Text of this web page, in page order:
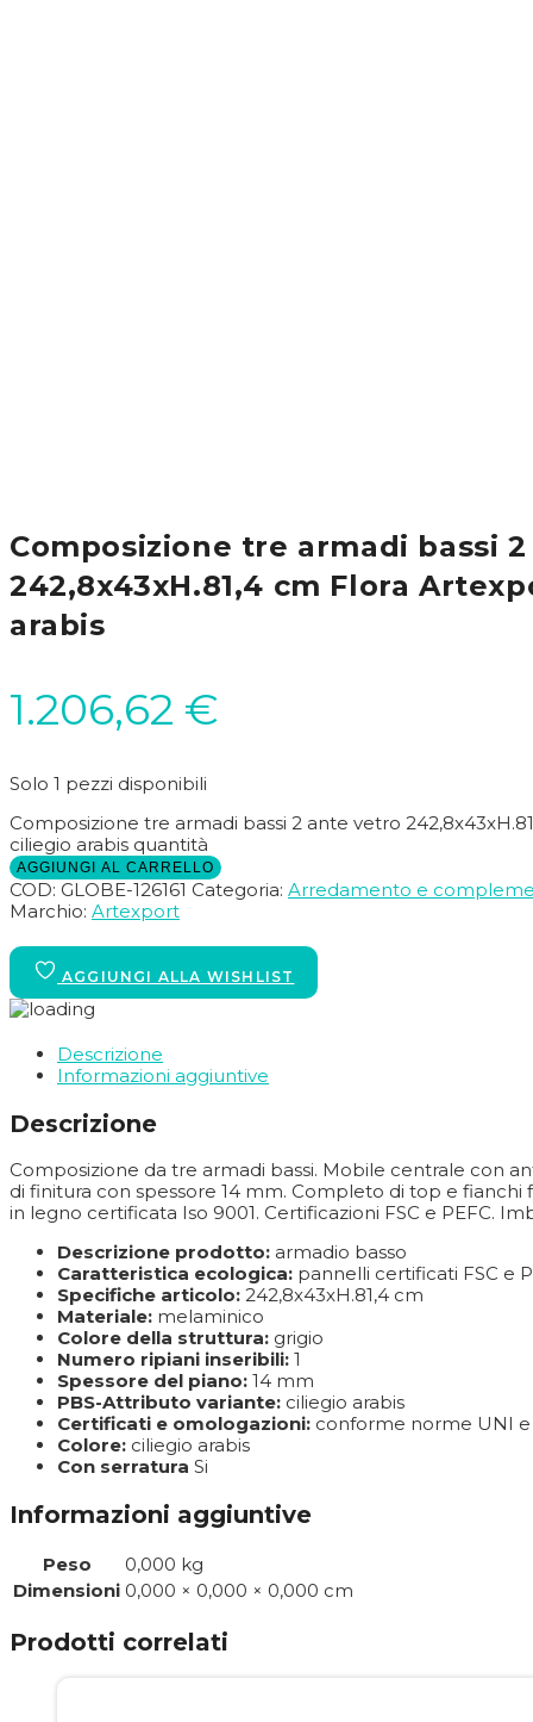
Composizione tre armadi bassi
242,8x43xH.81,4 cm Flora
arabis
1.206,62 €
Solo 1 pezzi disponibili
Composizione tre armadi bassi 2 ante vetro
ciliegio arabis quantità
AGGIUNGI AL CARRELLO
COD: GLOBE-126161 Categoria: Arredamento e
Marchio: Artexport
Descrizione
Informazioni aggiuntive
Descrizione
Composizione da tre armadi bassi. Mobile centrale con
di finitura con spessore 14 mm. Completo di top e
in legno certificata Iso 9001. Certificazioni FSC e PEFC.
Descrizione prodotto: armadio basso
Caratteristica ecologica: pannelli certificati FSC e
Specifiche articolo: 242,8x43xH.81,4 cm
Materiale: melaminico
Colore della struttura: grigio
Numero ripiani inseribili: 1
Spessore del piano: 14 mm
PBS-Attributo variante: ciliegio arabis
Certificati e omologazioni: conforme norme UNI e
Colore: ciliegio arabis
Con serratura Si
Informazioni aggiuntive
Peso
0,000 kg
Dimensioni 0,000 × 0,000 × 0,000 cm
Prodotti correlati